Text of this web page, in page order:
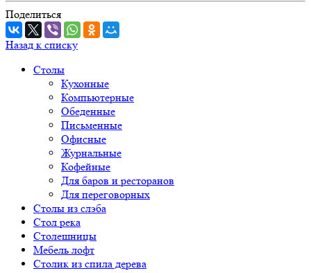
Поделиться
Назад к списку
Столы
Кухонные
Компьютерные
Обеденные
Письменные
Офисные
Журнальные
Кофейные
Для баров и ресторанов
Для переговорных
Столы из слэба
Стол река
Столешницы
Мебель лофт
Столик из спила дерева